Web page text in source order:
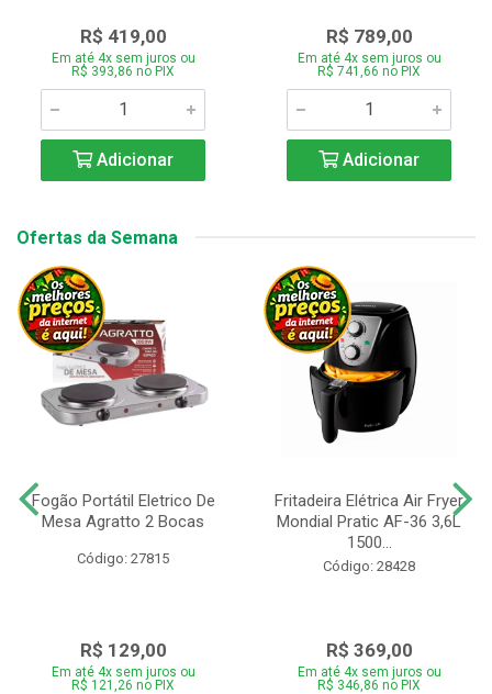
R$ 419,00
Em até 4x sem juros ou
R$ 393,86 no PIX
Adicionar
R$ 789,00
Em até 4x sem juros ou
R$ 741,66 no PIX
Adicionar
Ofertas da Semana
Fogão Portátil Eletrico De
Mesa Agratto 2 Bocas
Código: 27815
R$ 129,00
Em até 4x sem juros ou
R$ 121,26 no PIX
Fritadeira Elétrica Air Fryer
Mondial Pratic AF-36 3,6L
1500...
Código: 28428
R$ 369,00
Em até 4x sem juros ou
R$ 346,86 no PIX